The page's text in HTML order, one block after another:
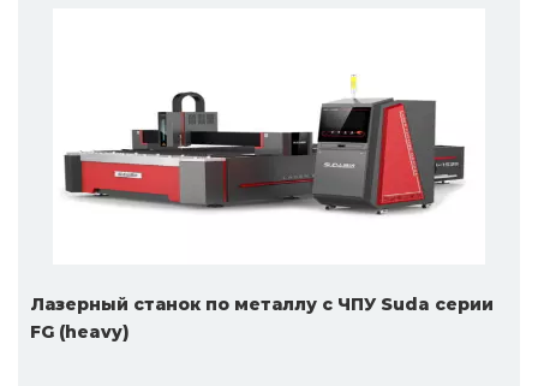
Лазерный станок по металлу с ЧПУ Suda серии
FG (heavy)